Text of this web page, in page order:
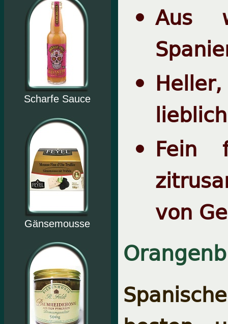
Scharfe Sauce
Gänsemousse
Aus
Fein
von